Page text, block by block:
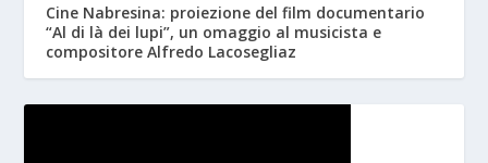
Cine Nabresina: proiezione del film documentario
“Al di là dei lupi”, un omaggio al musicista e
compositore Alfredo Lacosegliaz